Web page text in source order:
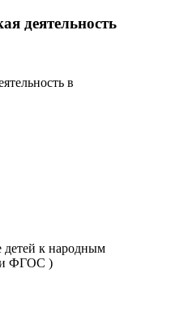
деятельность
в
детей к народным
ФГОС )